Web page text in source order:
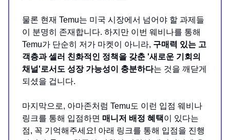
물론 현재 Temu는 미국 시장에서 넘어야 할 과제들
이 분명히 존재합니다. 하지만 이번 웨비나를 통해
Temu가 단순히 저가 마켓이 아니라, 구매력 있는 고
객층과 셀러 친화적인 정책을 갖춘 '새로운 기회의
채널'로서도 성장 가능성이 충분하다는 것을 깨닫게
되셨을 겁니다.
마지막으로, 아마존처럼 Temu도 이런 입점 웨비나
링크를 통해 입점하면 매니저 배정 혜택이 있다는
점, 꼭 기억해주세요! 아래 링크를 통해 입점을 진행